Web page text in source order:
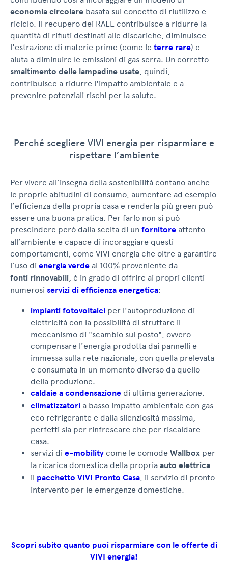
economia circolare basata sul concetto di riutilizzo e
riciclo. Il recupero dei RAEE contribuisce a ridurre la
quantità di rifiuti destinati alle discariche, diminuisce
l'estrazione di materie prime (come le terre rare) e
aiuta a diminuire le emissioni di gas serra. Un corretto
smaltimento delle lampadine usate, quindi,
contribuisce a ridurre l'impatto ambientale e a
prevenire potenziali rischi per la salute.
Perché scegliere VIVI energia per risparmiare e
rispettare l’ambiente
Per vivere all’insegna della sostenibilità contano anche
le proprie abitudini di consumo, aumentare ad esempio
l’efficienza della propria casa e renderla più green può
essere una buona pratica. Per farlo non si può
prescindere però dalla scelta di un fornitore attento
all’ambiente e capace di incoraggiare questi
comportamenti, come VIVI energia che oltre a garantire
l’uso di energia verde al 100% proveniente da
fonti rinnovabili, è in grado di offrire ai propri clienti
numerosi servizi di efficienza energetica:
impianti fotovoltaici per l'autoproduzione di
elettricità con la possibilità di sfruttare il
meccanismo di "scambio sul posto", ovvero
compensare l'energia prodotta dai pannelli e
immessa sulla rete nazionale, con quella prelevata
e consumata in un momento diverso da quello
della produzione.
caldaie a condensazione di ultima generazione.
climatizzatori a basso impatto ambientale con gas
eco refrigerante e dalla silenziosità massima,
perfetti sia per rinfrescare che per riscaldare
casa.
servizi di e-mobility come le comode Wallbox per
la ricarica domestica della propria auto elettrica
il pacchetto VIVI Pronto Casa, il servizio di pronto
intervento per le emergenze domestiche.
Scopri subito quanto puoi risparmiare con le offerte di
VIVI energia!